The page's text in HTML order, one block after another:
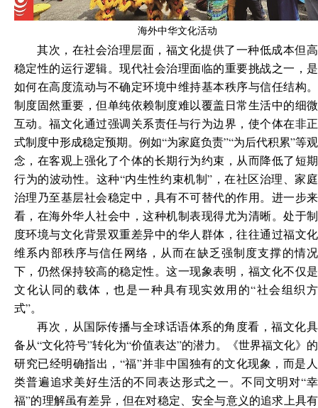
海外中华文化活动
其次，在社会治理层面，福文化提供了一种低成本但高
稳定性的运行逻辑。现代社会治理面临的重要挑战之一，是
如何在高度流动与不确定环境中维持基本秩序与信任结构。
制度固然重要，但单纯依赖制度难以覆盖日常生活中的细微
互动。福文化通过强调关系责任与行为边界，使个体在非正
式制度中形成稳定预期。例如“为家庭负责”“为后代积累”等观
念，在客观上强化了个体的长期行为约束，从而降低了短期
行为的波动性。这种“内生性约束机制”，在社区治理、家庭
治理乃至基层社会稳定中，具有不可替代的作用。进一步来
看，在海外华人社会中，这种机制表现得尤为清晰。处于制
度环境与文化背景双重差异中的华人群体，往往通过福文化
维系内部秩序与信任网络，从而在缺乏强制度支撑的情况
下，仍然保持较高的稳定性。这一现象表明，福文化不仅是
文化认同的载体，也是一种具有现实效用的“社会组织方
式”。
再次，从国际传播与全球话语体系的角度看，福文化具
备从“文化符号”转化为“价值表达”的潜力。《世界福文化》的
研究已经明确指出，“福”并非中国独有的文化现象，而是人
类普遍追求美好生活的不同表达形式之一。不同文明对“幸
福”的理解虽有差异，但在对稳定、安全与意义的追求上具有